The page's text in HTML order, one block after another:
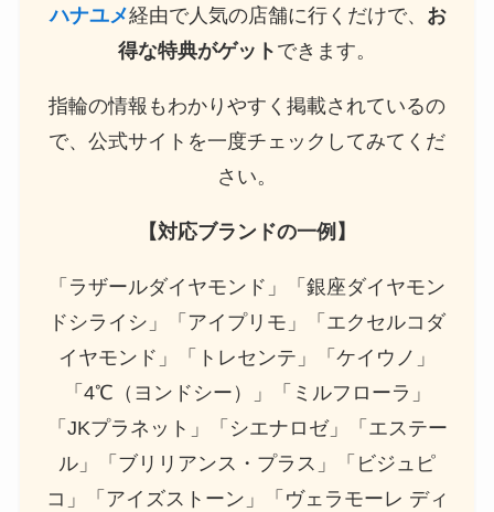
ハナユメ経由で人気の店舗に行くだけで、 お
得な特典がゲット できます。
指輪の情報もわかりやすく掲載されているの
で、公式サイトを一度チェックしてみてくだ
さい。
【対応ブランドの一例】
「ラザールダイヤモンド」「銀座ダイヤモン
ドシライシ」「アイプリモ」「エクセルコダ
イヤモンド」「トレセンテ」「ケイウノ」
「4℃（ヨンドシー）」「ミルフローラ」
「JKプラネット」「シエナロゼ」「エステー
ル」「ブリリアンス・プラス」「ビジュピ
コ」「アイズストーン」「ヴェラモーレ ディ